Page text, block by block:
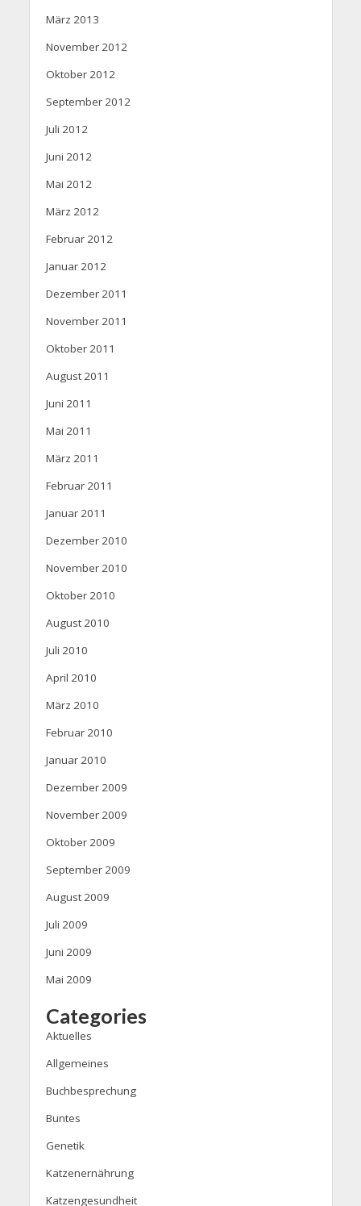
März 2013
November 2012
Oktober 2012
September 2012
Juli 2012
Juni 2012
Mai 2012
März 2012
Februar 2012
Januar 2012
Dezember 2011
November 2011
Oktober 2011
August 2011
Juni 2011
Mai 2011
März 2011
Februar 2011
Januar 2011
Dezember 2010
November 2010
Oktober 2010
August 2010
Juli 2010
April 2010
März 2010
Februar 2010
Januar 2010
Dezember 2009
November 2009
Oktober 2009
September 2009
August 2009
Juli 2009
Juni 2009
Mai 2009
Categories
Aktuelles
Allgemeines
Buchbesprechung
Buntes
Genetik
Katzenernährung
Katzengesundheit